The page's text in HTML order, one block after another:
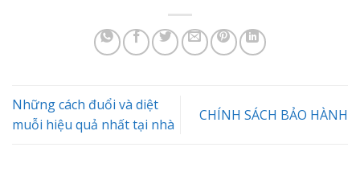
Những cách đuổi và diệt
muỗi hiệu quả nhất tại nhà
CHÍNH SÁCH BẢO HÀNH